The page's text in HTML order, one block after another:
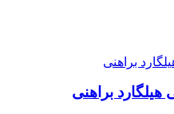
براهنی